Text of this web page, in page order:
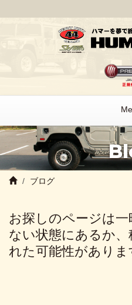
ブログ
お探しのページは
ない状態にあるか
れた可能性がありま